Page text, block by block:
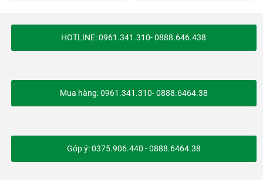
HOTLINE: 0961.341.310- 0888.646.438
Mua hàng: 0961.341.310- 0888.6464.38
Góp ý: 0375.906.440 - 0888.6464.38